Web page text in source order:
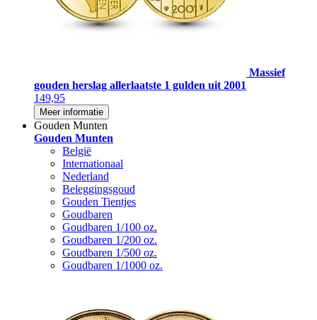
Massief
gouden herslag allerlaatste 1 gulden uit 2001
149,95
Meer informatie
Gouden Munten
Gouden Munten
België
Internationaal
Nederland
Beleggingsgoud
Gouden Tientjes
Goudbaren
Goudbaren 1/100 oz.
Goudbaren 1/200 oz.
Goudbaren 1/500 oz.
Goudbaren 1/1000 oz.